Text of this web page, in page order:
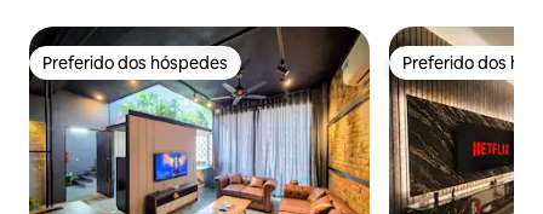
Preferido dos hóspedes
Preferido dos hóspedes Preferido dos
Preferido dos